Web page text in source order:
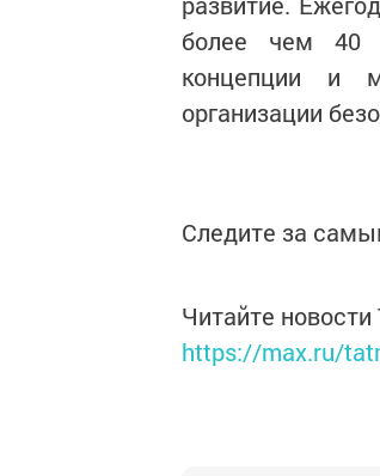
более чем 40
концепции и
организации
Следите за
Читайте
https://max.ru/